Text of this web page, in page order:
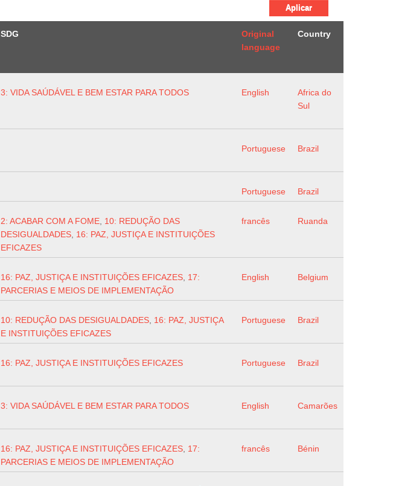
SDG
Original
language
Country
3: VIDA SAÚDÁVEL E BEM ESTAR PARA TODOS English
Africa do
Sul
Portuguese Brazil
Portuguese Brazil
2: ACABAR COM A FOME 10: REDUÇÃO DAS
DESIGUALDADES 16: PAZ, JUSTIÇA E INSTITUIÇÕES
EFICAZES
francês Ruanda
16: PAZ, JUSTIÇA E INSTITUIÇÕES EFICAZES 17:
PARCERIAS E MEIOS DE IMPLEMENTAÇÃO
English Belgium
10: REDUÇÃO DAS DESIGUALDADES 16: PAZ, JUSTIÇA
E INSTITUIÇÕES EFICAZES
Portuguese Brazil
16: PAZ, JUSTIÇA E INSTITUIÇÕES EFICAZES Portuguese Brazil
3: VIDA SAÚDÁVEL E BEM ESTAR PARA TODOS English Camarões
16: PAZ, JUSTIÇA E INSTITUIÇÕES EFICAZES 17:
PARCERIAS E MEIOS DE IMPLEMENTAÇÃO
francês Bénin